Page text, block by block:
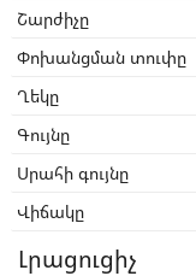
Շարժիչը
Փոխանցման տուփը
Ղեկը
Գույնը
Սրահի գույնը
Վիճակը
Լրացուցիչ